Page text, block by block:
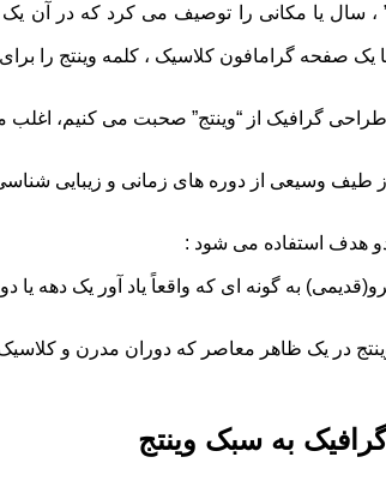
، سال یا مکانی را توصیف می کرد که در آن
یک صفحه گرامافون کلاسیک ، کلمه وینتج را
طراحی گرافیک از “وینتج” صحبت می ‌کنیم،
طیف وسیعی از دوره ‌های زمانی و زیبایی‌
دو هدف استفاده می شود :
به سبک وینتج